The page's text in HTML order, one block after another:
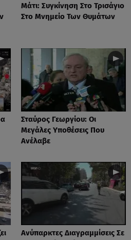
Μάτι: Συγκίνηση Στο Τρισάγιο
Στο Μνημείο Των Θυμάτων
Σταύρος Γεωργίου: Οι
Μεγάλες Υποθέσεις Που
Ανέλαβε
Ανύπαρκτες Διαγραμμίσεις Σε